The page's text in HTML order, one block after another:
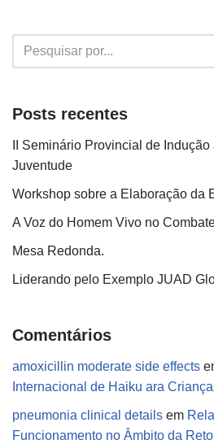
Posts recentes
II Seminário Provincial de
Juventude
Workshop sobre a Elaboração da
A Voz do Homem Vivo no
Mesa Redonda.
Liderando pelo Exemplo JUAD
Comentários
amoxicillin moderate side effects
Internacional de Haiku ara
pneumonia clinical details em
Funcionamento no Âmbito da